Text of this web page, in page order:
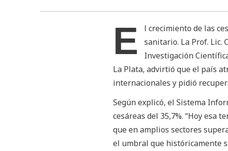
E
l crecimiento de las
sanitario. La Prof. Lic.
Investigación
La Plata, advirtió que el país
internacionales y pidió
Según explicó, el Sistema
cesáreas del 35,7%. “Hoy esa
que en amplios sectores
el umbral que históricamente